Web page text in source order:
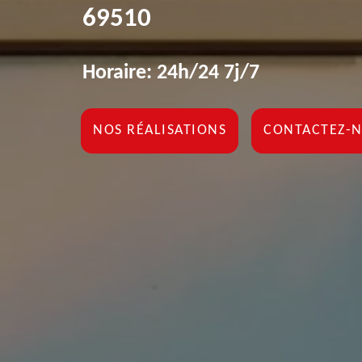
69510
Horaire: 24h/24 7j/7
NOS RÉALISATIONS CONTACTEZ-